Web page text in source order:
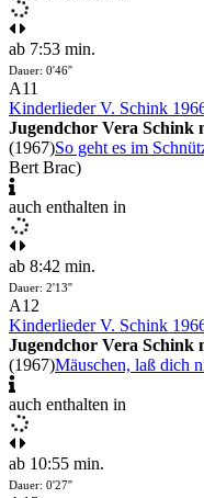
ab 7:53 min.
Dauer: 0'46''
A11
Kinderlieder V. Schink
Jugendchor Vera Schink
(1967)So geht es im
Bert Brac)
auch enthalten in
ab 8:42 min.
Dauer: 2'13''
A12
Kinderlieder V. Schink
Jugendchor Vera Schink
(1967)Mäuschen, laß dich
auch enthalten in
ab 10:55 min.
Dauer: 0'27''